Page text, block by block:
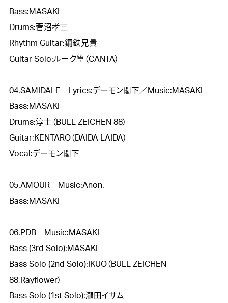
Bass:MASAKI
Drums:菅沼孝三
Rhythm Guitar:鋼鉄兄貴
Guitar Solo:ルーク篁（CANTA）
04.SAMIDALE　Lyrics:デーモン閣下／Music:MASAKI
Bass:MASAKI
Drums:淳士（BULL ZEICHEN 88）
Guitar:KENTARO（DAIDA LAIDA）
Vocal:デーモン閣下
05.AMOUR　Music:Anon.
Bass:MASAKI
06.PDB　Music:MASAKI
Bass (3rd Solo):MASAKI
Bass Solo (2nd Solo):IKUO（BULL ZEICHEN
88,Rayflower）
Bass Solo (1st Solo):瀧田イサム